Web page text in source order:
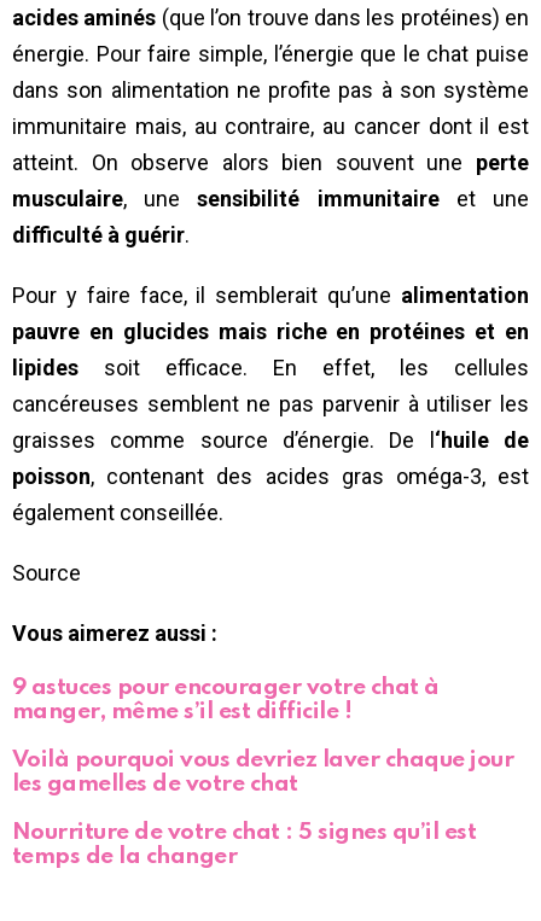
acides aminés (que l’on trouve dans les protéines) en
énergie. Pour faire simple, l’énergie que le chat puise
dans son alimentation ne profite pas à son système
immunitaire mais, au contraire, au cancer dont il est
atteint. On observe alors bien souvent une perte
musculaire, unesensibilité immunitaireet une
difficulté à guérir.
Pour y faire face, il semblerait qu’une alimentation
pauvre en glucides mais riche en protéines et en
lipides soit efficace. En effet, les cellules
cancéreuses semblent ne pas parvenir à utiliser les
graisses comme source d’énergie. De l ‘huile de
poisson, contenant des acides gras oméga-3, est
également conseillée.
Source
Vous aimerez aussi :
9 astuces pour encourager votre chat à
manger, même s’il est difficile !
Voilà pourquoi vous devriez laver chaque jour
les gamelles de votre chat
Nourriture de votre chat : 5 signes qu’il est
temps de la changer